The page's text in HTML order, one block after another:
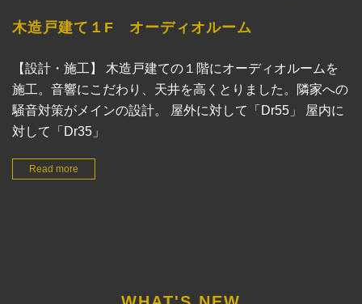
木造戸建て１F オーディオルーム
【設計・施工】 木造戸建ての１階にオーディオルームを
施工。音響にこだわり、天井を高くとりました。隣家への
騒音対策がメインの設計。 屋外に対して「Dr55」 屋内に
対して「Dr35」
Read more